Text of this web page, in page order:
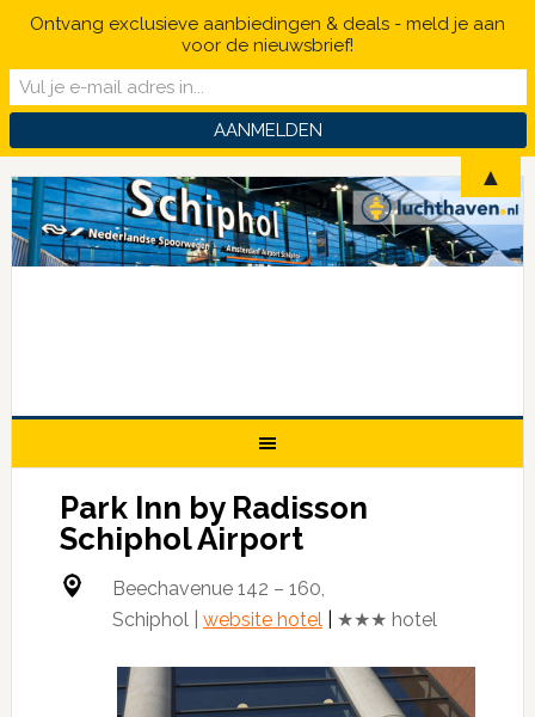
Park Inn by Radisson
Schiphol Airport
Beechavenue 142 – 160,
Schiphol | website hotel| ★★★ hotel
Ontvang exclusieve aanbiedingen & deals - meld je aan
voor de nieuwsbrief!
▲